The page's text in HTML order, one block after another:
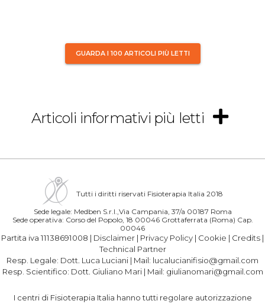
GUARDA I 100 ARTICOLI PIÙ LETTI
Articoli informativi più letti
Tutti i diritti riservati Fisioterapia Italia 2018
Sede legale: Medben S.r.l.,Via Campania, 37/a 00187 Roma
Sede operativa: Corso del Popolo, 18 00046 Grottaferrata (Roma) Cap.
00046
Partita iva 11138691008 | Disclaimer | Privacy Policy | Cookie | Credits |
Technical Partner
Resp. Legale: Dott. Luca Luciani | Mail: lucalucianifisio@gmail.com
Resp. Scientifico: Dott. Giuliano Mari| Mail: giulianomari@gmail.com
I centri di Fisioterapia Italia hanno tutti regolare autorizzazione